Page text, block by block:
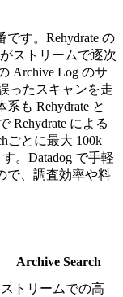
です。Rehydrate の
ストリームで逐次
Archive Log のサ
ったスキャンを走
も Rehydrate と
Rehydrate による
ごとに最大 100k
。Datadog で手軽
で、調査効率や料
Archive Search
ストリームでの高